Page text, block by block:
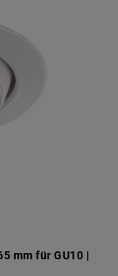
mm für GU10 |